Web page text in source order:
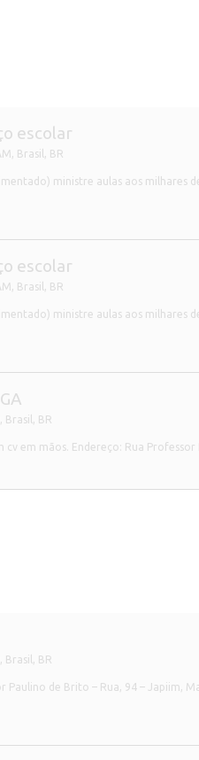
escolar
Brasil , BR
ministre aulas aos milhares
escolar
Brasil , BR
ministre aulas aos milhares
Brasil , BR
em mãos. Endereço: Rua Professor
Brasil , BR
Paulino de Brito – Rua, 94 – Japiim,